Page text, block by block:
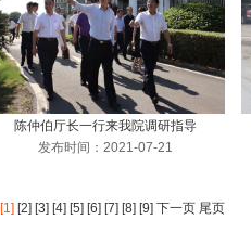
陈仲伯厅长一行来我院调研指导
发布时间：2021-07-21
[1] [2] [3] [4] [5] [6] [7] [8] [9] 下一页 尾页